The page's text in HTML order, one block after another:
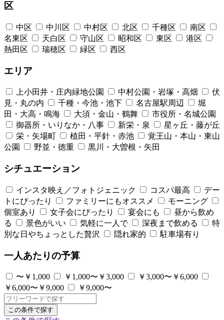
区
中区 中川区 中村区 北区 千種区
南区
名東区
天白区 守山区 昭和区 東区
港区
熱田区
瑞穂区 緑区 西区
エリア
上小田井・庄内緑地公園 中村公園・岩塚・高畑
伏
見・丸の内
千種・今池・池下 名古屋駅周辺
堀
田・大高・鳴海
大須・金山・鶴舞
市役所・名城公園
御器所・いりなか・八事
新栄・泉
星ヶ丘・藤が丘
栄・矢場町
植田・平針・赤池
覚王山・本山・東山
公園
野並・徳重 黒川・大曽根・矢田
シチュエーション
インスタ映え／フォトジェニック コスパ最高
デー
トにぴったり
ファミリーにもオススメ
モーニング
個室あり
女子会にぴったり 宴会にも
昼から飲め
る
景色がいい 気軽に一人で 深夜まで飲める
特
別な日やちょっとした贅沢
隠れ家的 駐車場有り
一人あたりの予算
〜￥1,000 ￥1,000〜￥3,000
￥3,000〜￥6,000
￥6,000〜￥9,000
￥9,000〜
この条件で探す